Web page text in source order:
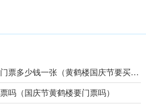
多少钱一张（黄鹤楼国庆节要买票吗）
吗（国庆节黄鹤楼要门票吗）